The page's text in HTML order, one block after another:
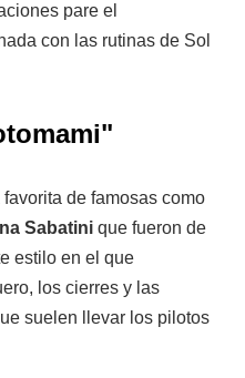
pare el
con las rutinas de Sol
de famosas como
Sabatini que fueron de
estilo en el que
los cierres y las
suelen llevar los pilotos